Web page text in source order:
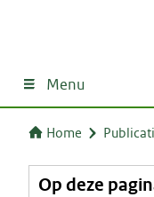
Menu
Home
Op deze